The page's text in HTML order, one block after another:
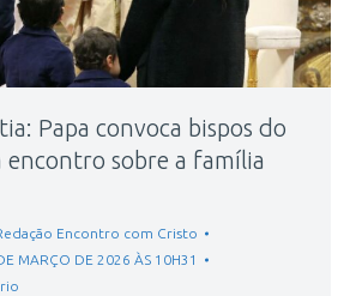
Papa convoca bispos do
encontro sobre a família
Encontro com Cristo
MARÇO DE 2026 ÀS 10H31